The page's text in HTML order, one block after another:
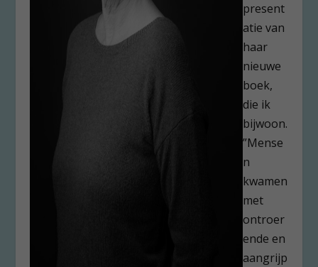
present
atie van
haar
nieuwe
boek,
die ik
bijwoon.
”Mense
n
kwamen
met
ontroer
ende en
aangrijp